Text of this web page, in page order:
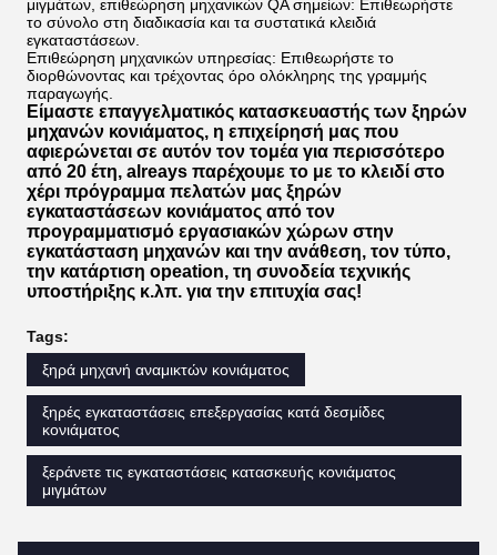
μιγμάτων, επιθεώρηση μηχανικών QA σημείων: Επιθεωρήστε
το σύνολο στη διαδικασία και τα συστατικά κλειδιά
εγκαταστάσεων.
Επιθεώρηση μηχανικών υπηρεσίας: Επιθεωρήστε το
διορθώνοντας και τρέχοντας όρο ολόκληρης της γραμμής
παραγωγής.
Είμαστε επαγγελματικός κατασκευαστής των ξηρών
μηχανών κονιάματος, η επιχείρησή μας που
αφιερώνεται σε αυτόν τον τομέα για περισσότερο
από 20 έτη, alreays παρέχουμε το με το κλειδί στο
χέρι πρόγραμμα πελατών μας ξηρών
εγκαταστάσεων κονιάματος από τον
προγραμματισμό εργασιακών χώρων στην
εγκατάσταση μηχανών και την ανάθεση, τον τύπο,
την κατάρτιση opeation, τη συνοδεία τεχνικής
υποστήριξης κ.λπ. για την επιτυχία σας!
Tags:
ξηρά μηχανή αναμικτών κονιάματος
ξηρές εγκαταστάσεις επεξεργασίας κατά δεσμίδες
κονιάματος
ξεράνετε τις εγκαταστάσεις κατασκευής κονιάματος
μιγμάτων